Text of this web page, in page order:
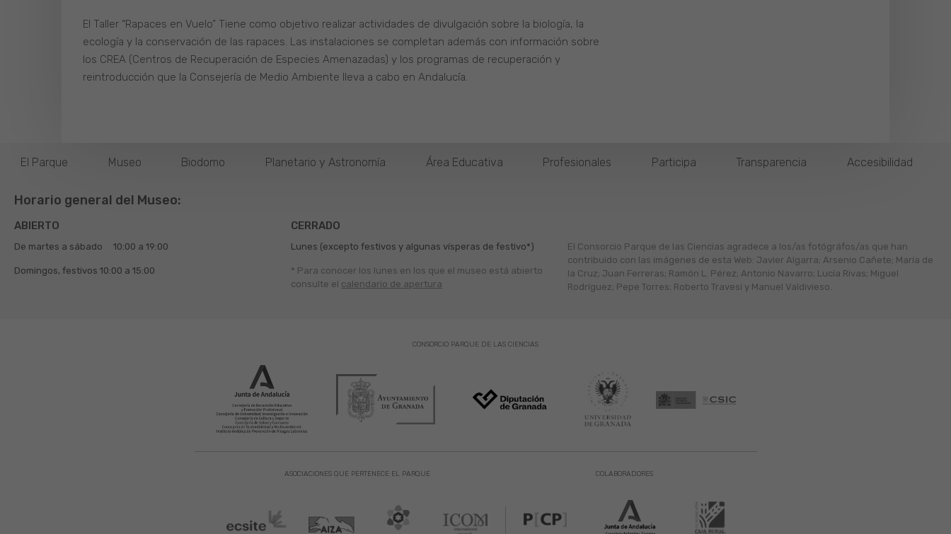
El Taller “Rapaces en Vuelo” Tiene como objetivo realizar actividades de divulgación sobre la biología, la
ecología y la conservación de las rapaces. Las instalaciones se completan además con información sobre
los CREA (Centros de Recuperación de Especies Amenazadas) y los programas de recuperación y
reintroducción que la Consejería de Medio Ambiente lleva a cabo en Andalucía.
El Parque Museo Biodomo Planetario y Astronomía Área Educativa Profesionales Participa Transparencia Accesibilidad
Horario general del Museo:
ABIERTO
De martes a sábado 10:00 a 19:00
Domingos, festivos 10:00 a 15:00
CERRADO
Lunes (excepto festivos y algunas vísperas de festivo*)
* Para conocer los lunes en los que el museo está abierto
consulte el calendario de apertura
El Consorcio Parque de las Ciencias agradece a los/as fotógráfos/as que han
contribuido con las imágenes de esta Web: Javier Algarra; Arsenio Cañete; María de
la Cruz; Juan Ferreras; Ramón L. Pérez; Antonio Navarro; Lucía Rivas; Miguel
Rodríguez; Pepe Torres; Roberto Travesí y Manuel Valdivieso.
ASOCIACIONES QUE PERTENECE EL PARQUE
CONSORCIO PARQUE DE LAS CIENCIAS
COLABORADORES